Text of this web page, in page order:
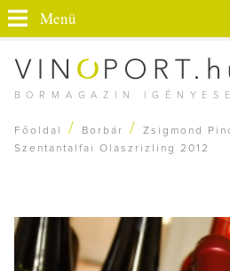
BORMAGAZIN
Menü
Főoldal / Borbár /
Zsigmond
Szentantalfai Olaszrizling 2012